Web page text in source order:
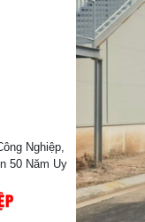
Nghiệp,
50 Năm Uy